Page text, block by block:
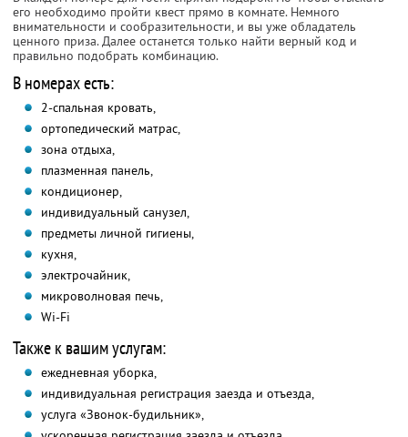
его необходимо пройти квест прямо в комнате. Немного
внимательности и сообразительности, и вы уже обладатель
ценного приза. Далее останется только найти верный код и
правильно подобрать комбинацию.
В номерах есть:
2-спальная кровать,
ортопедический матрас,
зона отдыха,
плазменная панель,
кондиционер,
индивидуальный санузел,
предметы личной гигиены,
кухня,
электрочайник,
микроволновая печь,
Wi-Fi
Также к вашим услугам:
ежедневная уборка,
индивидуальная регистрация заезда и отъезда,
услуга «Звонок-будильник»,